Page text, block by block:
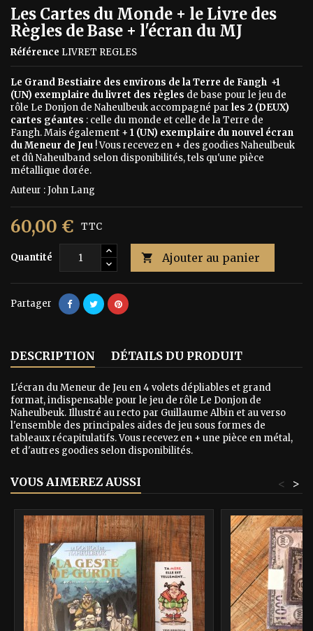
Les Cartes du Monde + le Livre des
Règles de Base + l'écran du MJ
Référence LIVRET REGLES
Le Grand Bestiaire des environs de la Terre de Fangh +1
(UN) exemplaire du livret des règles de base pour le jeu de
rôle Le Donjon de Naheulbeuk accompagné par les 2 (DEUX)
cartes géantes : celle du monde et celle de la Terre de
Fangh. Mais également + 1 (UN) exemplaire du nouvel écran
du Meneur de Jeu ! Vous recevez en + des goodies Naheulbeuk
et dû Naheulband selon disponibilités, tels qu'une pièce
métallique dorée.
Auteur : John Lang
60,00 € TTC
Quantité  Ajouter au panier
Partager
DESCRIPTION DÉTAILS DU PRODUIT
L'écran du Meneur de Jeu en 4 volets dépliables et grand
format, indispensable pour le jeu de rôle Le Donjon de
Naheulbeuk. Illustré au recto par Guillaume Albin et au verso
l'ensemble des principales aides de jeu sous formes de
tableaux récapitulatifs. Vous recevez en + une pièce en métal,
et d'autres goodies selon disponibilités.
VOUS AIMEREZ AUSSI >
<